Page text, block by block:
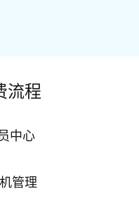
流程
中心
管理